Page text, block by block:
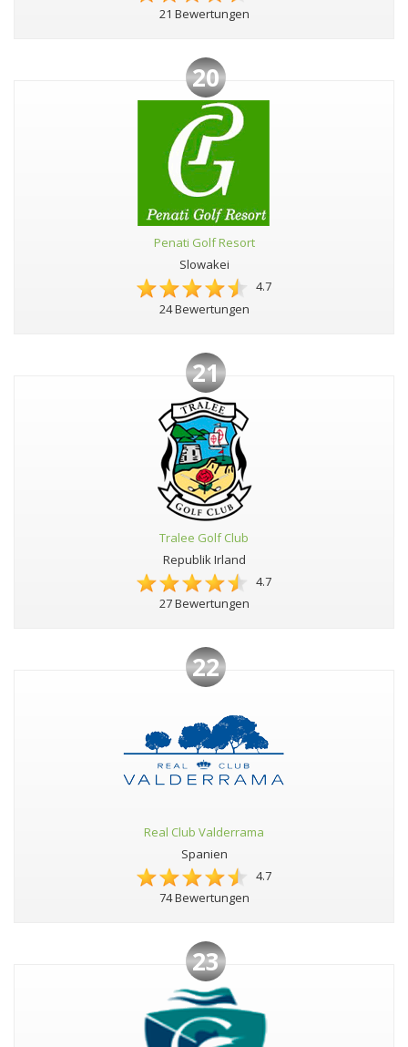
21 Bewertungen
20
Penati Golf Resort
Slowakei
4.7
24 Bewertungen
21
Tralee Golf Club
Republik Irland
4.7
27 Bewertungen
22
Real Club Valderrama
Spanien
4.7
74 Bewertungen
23